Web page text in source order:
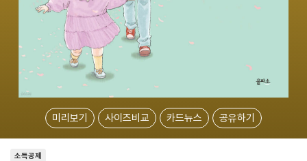
미리보기 사이즈비교 카드뉴스 공유하기
소득공제